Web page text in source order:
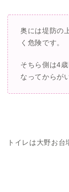
奥には堤防の
く危険です。
そちら側は4
なってからが
トイレは大野お台